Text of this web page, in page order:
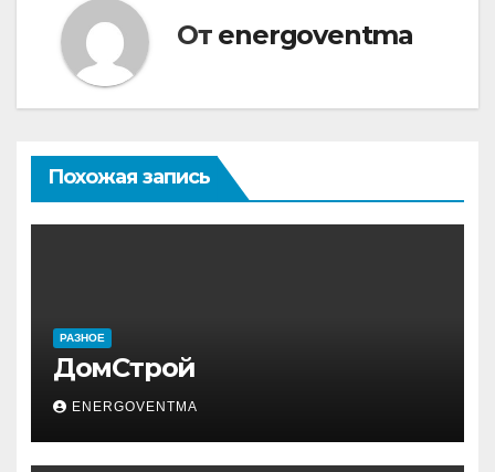
От energoventma
Похожая запись
РАЗНОЕ
ДомСтрой
ENERGOVENTMA